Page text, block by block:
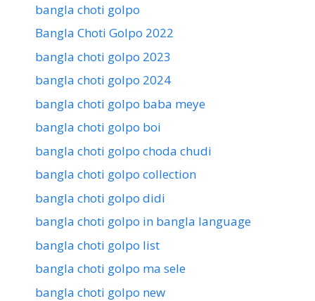
bangla choti golpo
Bangla Choti Golpo 2022
bangla choti golpo 2023
bangla choti golpo 2024
bangla choti golpo baba meye
bangla choti golpo boi
bangla choti golpo choda chudi
bangla choti golpo collection
bangla choti golpo didi
bangla choti golpo in bangla language
bangla choti golpo list
bangla choti golpo ma sele
bangla choti golpo new